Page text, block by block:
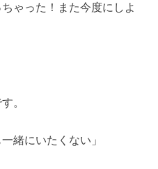
ゃった！また今度にしよ
。
緒にいたくない」